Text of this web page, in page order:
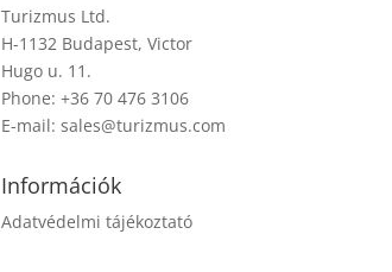
Turizmus Ltd.
H-1132 Budapest, Victor
Hugo u. 11.
Phone: +36 70 476 3106
E-mail:sales@turizmus.com
Információk
Adatvédelmi tájékoztató